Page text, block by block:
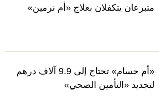
متبرعان يتكفلان بعلاج «أم نرمين»
«أم حسام» تحتاج إلى 9.9 آلاف درهم
لتجديد «التأمين الصحي»